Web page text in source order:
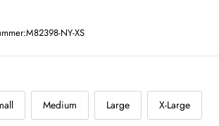
M82398-NY-XS
Medium Large X-Large